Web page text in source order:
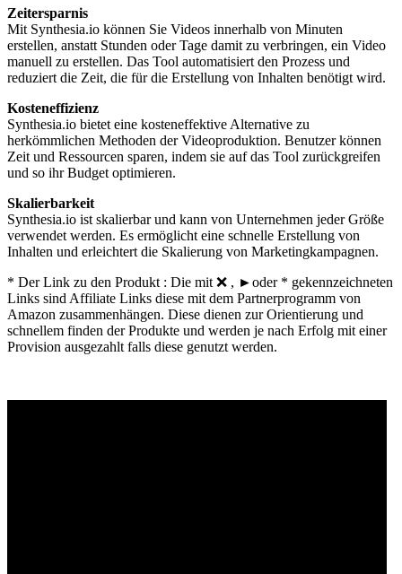
Zeitersparnis
Mit Synthesia.io können Sie Videos innerhalb von Minuten
erstellen, anstatt Stunden oder Tage damit zu verbringen, ein Video
manuell zu erstellen. Das Tool automatisiert den Prozess und
reduziert die Zeit, die für die Erstellung von Inhalten benötigt wird.
Kosteneffizienz
Synthesia.io bietet eine kosteneffektive Alternative zu
herkömmlichen Methoden der Videoproduktion. Benutzer können
Zeit und Ressourcen sparen, indem sie auf das Tool zurückgreifen
und so ihr Budget optimieren.
Skalierbarkeit
Synthesia.io ist skalierbar und kann von Unternehmen jeder Größe
verwendet werden. Es ermöglicht eine schnelle Erstellung von
Inhalten und erleichtert die Skalierung von Marketingkampagnen.
* Der Link zu den Produkt : Die mit ❌ , ►oder * gekennzeichneten
Links sind Affiliate Links diese mit dem Partnerprogramm von
Amazon zusammenhängen. Diese dienen zur Orientierung und
schnellem finden der Produkte und werden je nach Erfolg mit einer
Provision ausgezahlt falls diese genutzt werden.